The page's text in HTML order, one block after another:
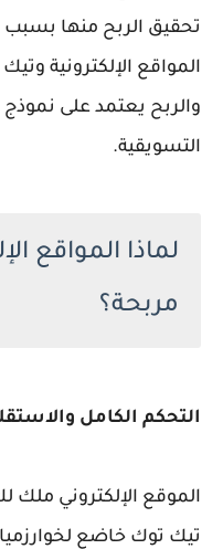
تحقيق الربح منها
المواقع الإلكترونية
والربح يعتمد على
التسويقية.
لماذا المواقع
مربحة؟
التحكم الكامل
الموقع الإلكتروني ملك
تيك توك خاضع